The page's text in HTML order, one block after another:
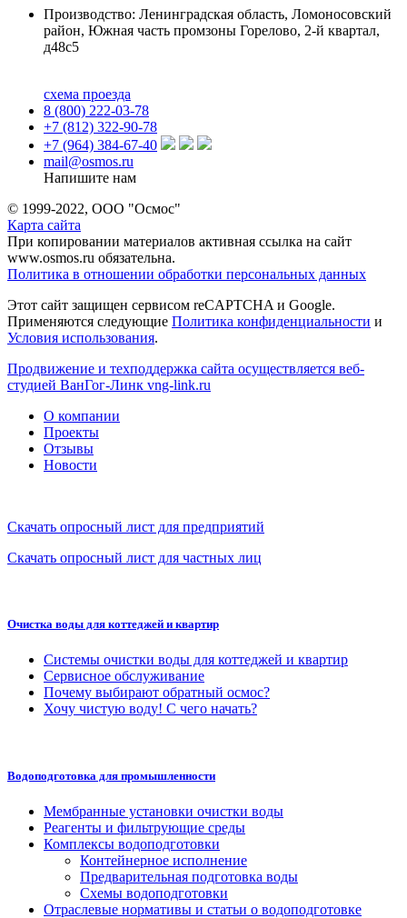
Производство: Ленинградская область, Ломоносовский
район, Южная часть промзоны Горелово, 2-й квартал,
д48с5
схема проезда
8 (800) 222-03-78
+7 (812) 322-90-78
+7 (964) 384-67-40
mail@osmos.ru
Напишите нам
© 1999-2022, ООО "Осмос"
Карта сайта
При копировании материалов активная ссылка на сайт
www.osmos.ru обязательна.
Политика в отношении обработки персональных данных
Этот сайт защищен сервисом reCAPTCHA и Google.
Применяются следующие Политика конфиденциальности и
Условия использования.
Продвижение и техподдержка сайта осуществляется веб-
студией ВанГог-Линк vng-link.ru
О компании
Проекты
Отзывы
Новости
Скачать опросный лист для предприятий
Скачать опросный лист для частных лиц
Очистка воды для коттеджей и квартир
Системы очистки воды для коттеджей и квартир
Сервисное обслуживание
Почему выбирают обратный осмос?
Хочу чистую воду! С чего начать?
Водоподготовка для промышленности
Мембранные установки очистки воды
Реагенты и фильтрующие среды
Комплексы водоподготовки
Контейнерное исполнение
Предварительная подготовка воды
Схемы водоподготовки
Отраслевые нормативы и статьи о водоподготовке